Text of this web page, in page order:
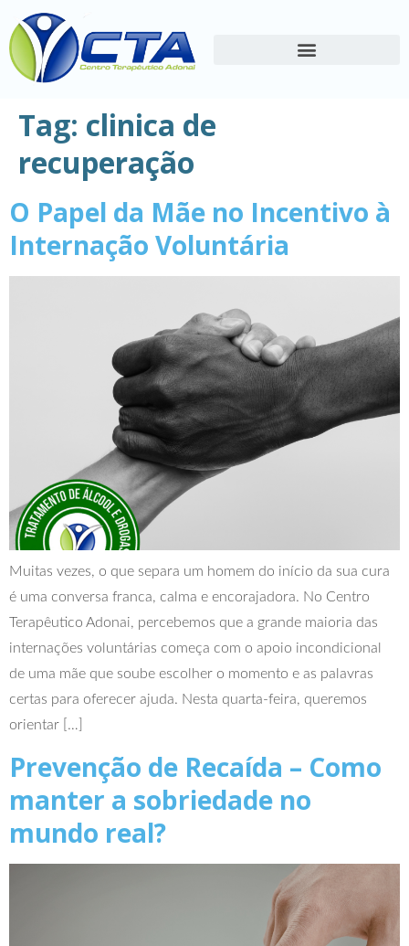
Tag: clinica de
recuperação
O Papel da Mãe no Incentivo à
Internação Voluntária
Muitas vezes, o que separa um homem do início da sua cura
é uma conversa franca, calma e encorajadora. No Centro
Terapêutico Adonai, percebemos que a grande maioria das
internações voluntárias começa com o apoio incondicional
de uma mãe que soube escolher o momento e as palavras
certas para oferecer ajuda. Nesta quarta-feira, queremos
orientar […]
Prevenção de Recaída – Como
manter a sobriedade no
mundo real?